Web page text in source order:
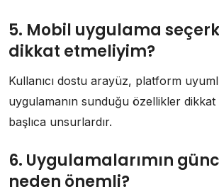
5. Mobil uygulama
dikkat etmeliyim?
Kullanıcı dostu arayüz, platform
uygulamanın sunduğu özellikler
başlıca unsurlardır.
6. Uygulamalarımın
neden önemli?